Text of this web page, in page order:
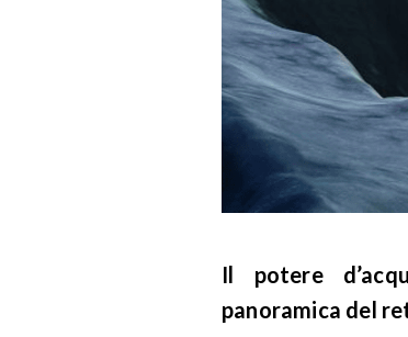
Il potere
panoramica del